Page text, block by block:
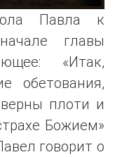
Павла к
главы
«Итак,
обетования,
плоти и
Божием»
говорит о